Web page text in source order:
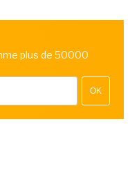
plus de 50000
OK